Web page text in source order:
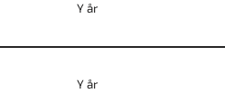
Y år
Y år